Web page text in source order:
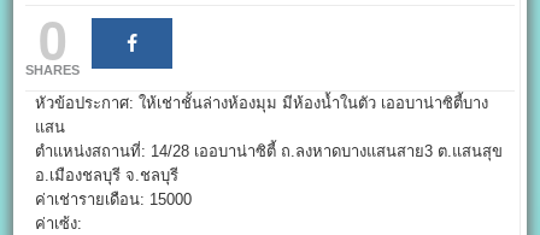
0
SHARES
หัวข้อประกาศ: ให้เช่าชั้นล่างห้องมุม มีห้องน้ำในตัว เออบาน่าซิตี้บาง
แสน
ตำแหน่งสถานที่: 14/28 เออบาน่าซิตี้ ถ.ลงหาดบางแสนสาย3 ต.แสนสุข
อ.เมืองชลบุรี จ.ชลบุรี
ค่าเช่ารายเดือน: 15000
ค่าเซ้ง: